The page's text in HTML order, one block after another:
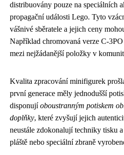
distribuovány pouze na speciálních
propagační události Lego. Tyto
vášnivé sběratele a jejich ceny
Například chromovaná verze C-
mezi nejžádanější položky v
Kvalita zpracování minifigurek
první generace měly jednodušší
disponujíoboustranným potiskem
doplňky, které zvyšují jejich
neustále zdokonalují techniky tisku
pláště nebo speciální zbraně